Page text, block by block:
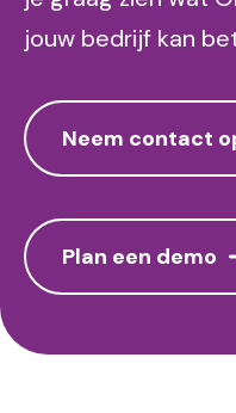
jouw bedrijf kan
Neem contact
Plan een demo